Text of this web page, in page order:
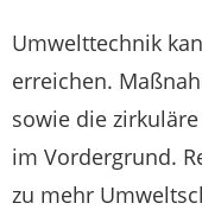
Umwelttechnik
erreichen.
sowie die
im Vordergrund.
zu mehr